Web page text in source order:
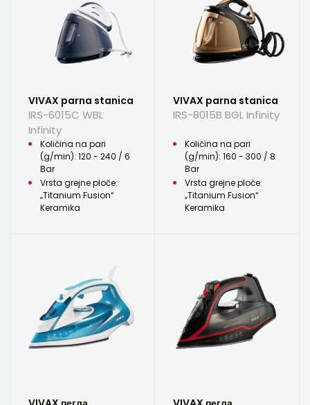
VIVAX parna stanica
IRS-6015C WBL
Infinity
Količina na pari
(g/min): 120 - 240 / 6
Bar
Vrsta grejne ploče:
„Titanium Fusion“
Keramika
VIVAX parna stanica
IRS-8015B BGL Infinity
Količina na pari
(g/min): 160 - 300 / 8
Bar
Vrsta grejne ploče:
„Titanium Fusion“
Keramika